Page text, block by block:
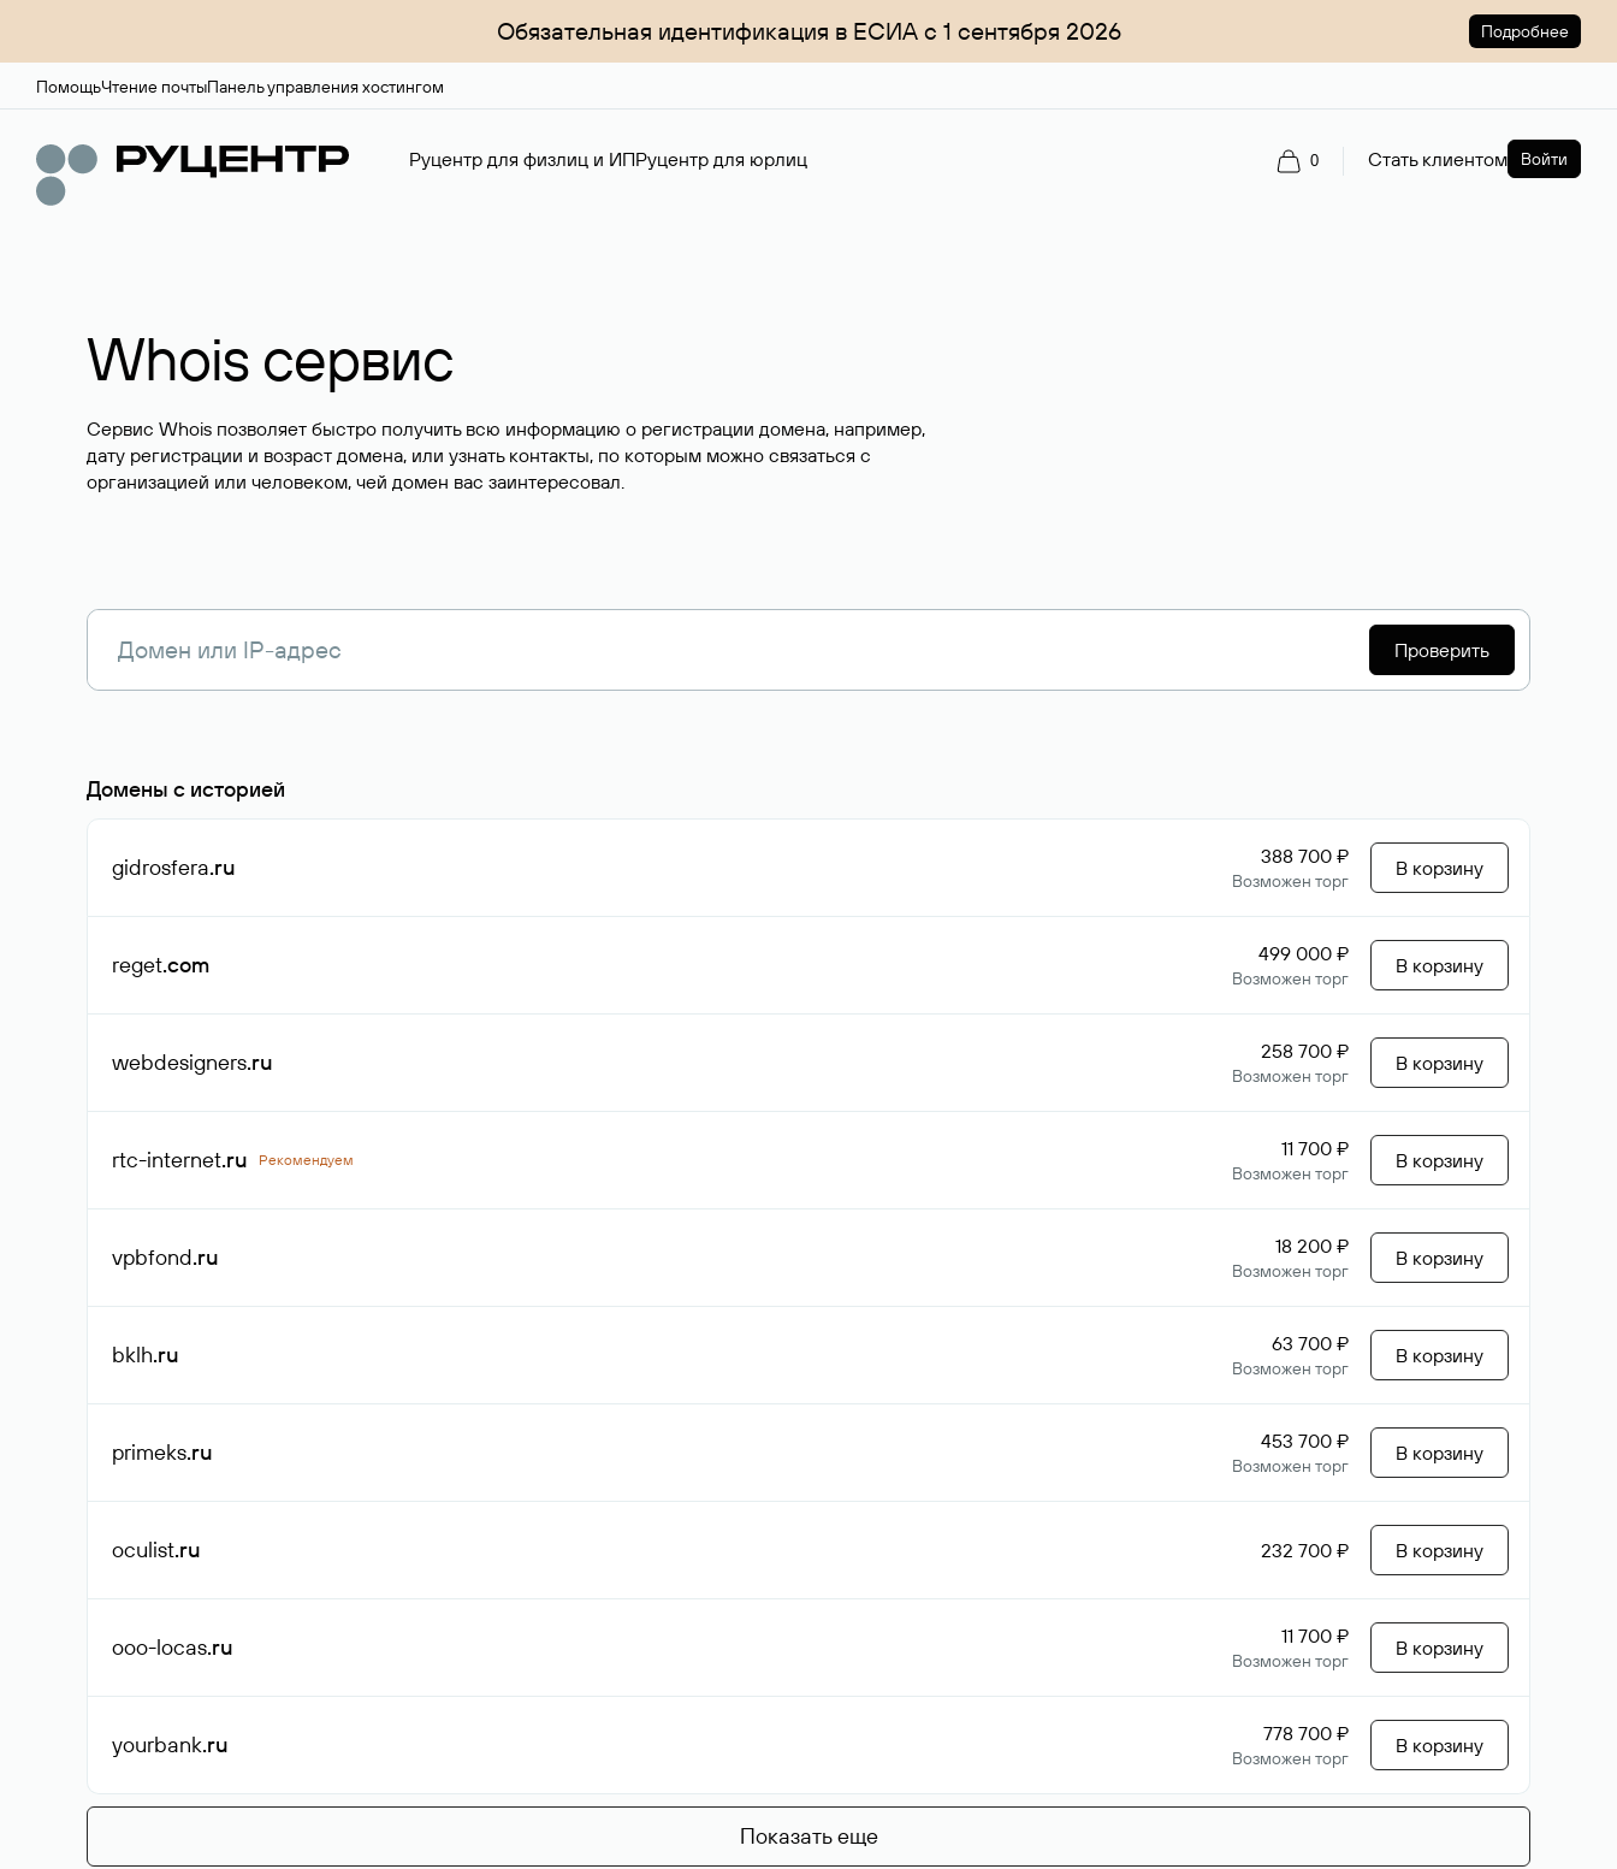
Обязательная идентификация в ЕСИА с 1 сентября 2026 Подробнее
ПомощьЧтение почтыПанель управления хостингом
Руцентр для физлиц и ИПРуцентр для юрлиц 0 Стать клиентом Войти
Whois сервис
Сервис Whois позволяет быстро получить всю информацию о регистрации домена, например,
дату регистрации и возраст домена, или узнать контакты, по которым можно связаться с
организацией или человеком, чей домен вас заинтересовал.
Проверить
Домены с историей
gidrosfera.ru 388 700 ₽
Возможен торг
В корзину
reget.com 499 000 ₽
Возможен торг
В корзину
webdesigners.ru 258 700 ₽
Возможен торг
В корзину
rtc-internet.ru Рекомендуем 11 700 ₽
Возможен торг
В корзину
vpbfond.ru 18 200 ₽
Возможен торг
В корзину
bklh.ru 63 700 ₽
Возможен торг
В корзину
primeks.ru 453 700 ₽
Возможен торг
В корзину
oculist.ru 232 700 ₽ В корзину
ooo-locas.ru 11 700 ₽
Возможен торг
В корзину
yourbank.ru 778 700 ₽
Возможен торг
В корзину
Показать еще